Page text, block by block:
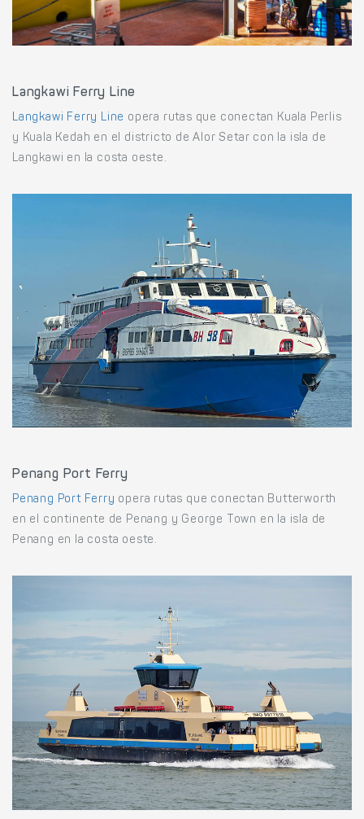
Langkawi Ferry Line
Langkawi Ferry Line opera rutas que conectan Kuala Perlis
y Kuala Kedah en el districto de Alor Setar con la isla de
Langkawi en la costa oeste.
Penang Port Ferry
Penang Port Ferry opera rutas que conectan Butterworth
en el continente de Penang y George Town en la isla de
Penang en la costa oeste.